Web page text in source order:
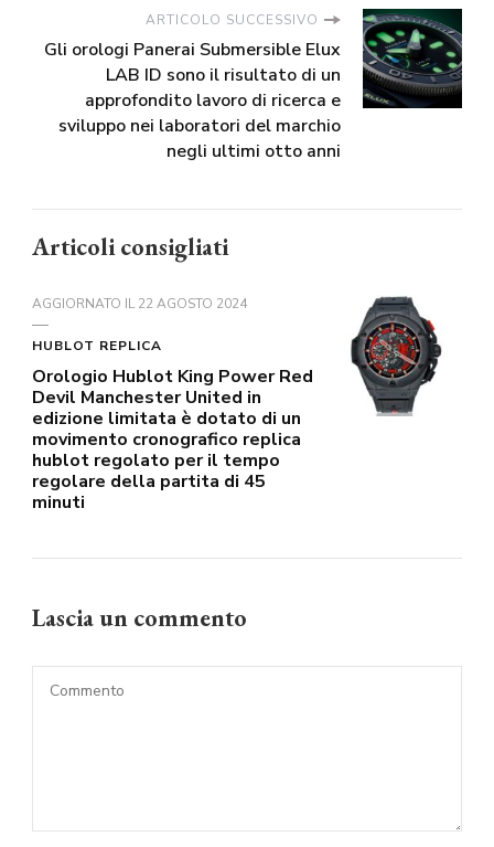
ARTICOLO SUCCESSIVO
Gli orologi Panerai Submersible Elux
LAB ID sono il risultato di un
approfondito lavoro di ricerca e
sviluppo nei laboratori del marchio
negli ultimi otto anni
Articoli consigliati
AGGIORNATO IL22 AGOSTO 2024
HUBLOT REPLICA
Orologio Hublot King Power Red
Devil Manchester United in
edizione limitata è dotato di un
movimento cronografico replica
hublot regolato per il tempo
regolare della partita di 45
minuti
Lascia un commento